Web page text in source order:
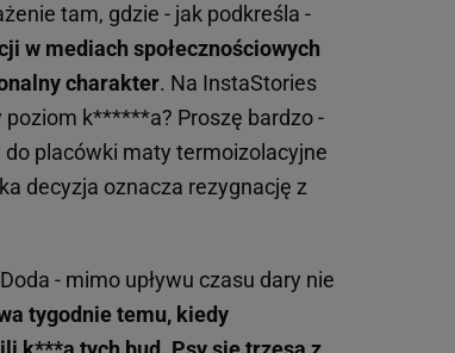
tam, gdzie - jak podkreśla -
w mediach społecznościowych
charakter. Na InstaStories
poziom k******a? Proszę bardzo -
do placówki maty termoizolacyjne
decyzja oznacza rezygnację z
- mimo upływu czasu dary nie
tygodnie temu, kiedy